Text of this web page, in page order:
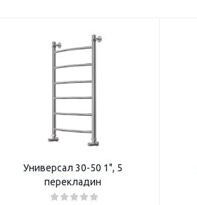
Универсал 30-50 1", 5
перекладин